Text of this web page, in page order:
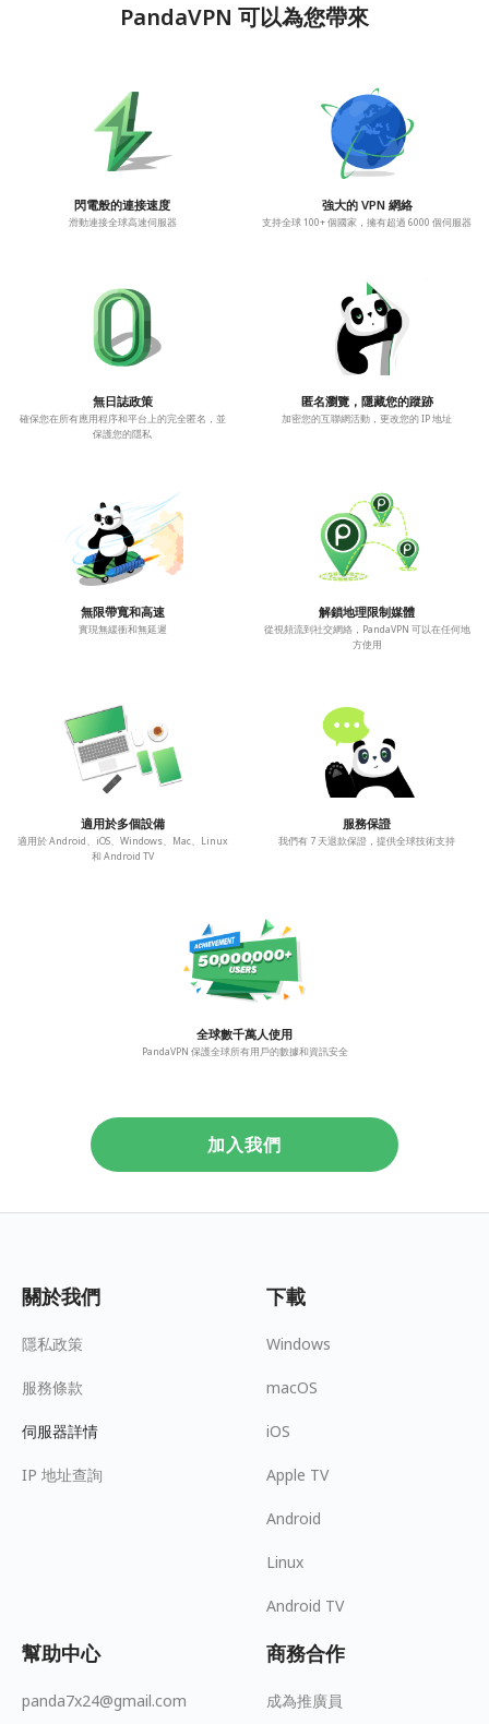
PandaVPN 可以為您帶來
閃電般的連接速度
滑動連接全球高速伺服器
強大的 VPN 網絡
支持全球 100+ 個國家，擁有超過 6000 個伺服器
無日誌政策
確保您在所有應用程序和平台上的完全匿名，並
保護您的隱私
匿名瀏覽，隱藏您的蹤跡
加密您的互聯網活動，更改您的 IP 地址
無限帶寬和高速
實現無緩衝和無延遲
解鎖地理限制媒體
從視頻流到社交網絡，PandaVPN 可以在任何地
方使用
適用於多個設備
適用於 Android、iOS、Windows、Mac、Linux
和 Android TV
服務保證
我們有 7 天退款保證，提供全球技術支持
全球數千萬人使用
PandaVPN 保護全球所有用戶的數據和資訊安全
加入我們
關於我們
隱私政策
服務條款
伺服器詳情
IP 地址查詢
下載
Windows
macOS
iOS
Apple TV
Android
Linux
Android TV
幫助中心
panda7x24@gmail.com
商務合作
成為推廣員